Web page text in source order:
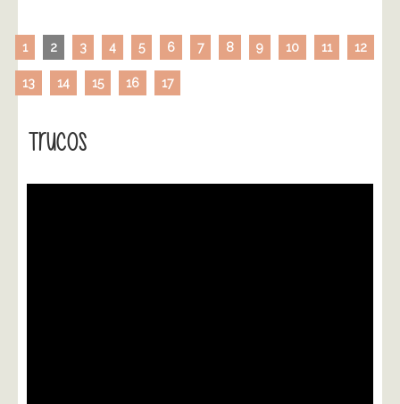
1 2 3 4 5 6 7 8 9 10 11 12
13 14 15 16 17
Trucos